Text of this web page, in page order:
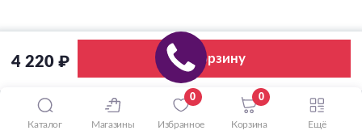
4 220 ₽ В корзину
Каталог Магазины
0
Избранное
0
Корзина Ещё